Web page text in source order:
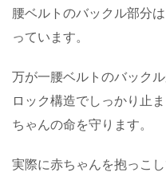
腰ベルトのバックル部分
っています。
万が一腰ベルトのバック
ロック構造でしっかり止
ちゃんの命を守ります。
実際に赤ちゃんを抱っこ